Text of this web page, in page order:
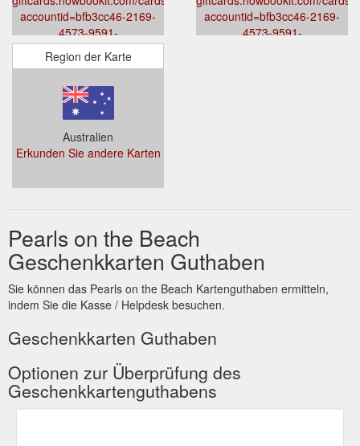
accountid=bfb3cc46-2169-
4573-9591-
0efce332aef6&venueid=3578&theme=light&accent=0,107,120
accountid=bfb3cc46-2169-
4573-9591-
Region der Karte
Australien
Erkunden Sie andere Karten
Pearls on the Beach
Geschenkkarten Guthaben
Sie können das Pearls on the Beach Kartenguthaben ermitteln,
indem Sie die Kasse / Helpdesk besuchen.
Geschenkkarten Guthaben
Optionen zur Überprüfung des
Geschenkkartenguthabens